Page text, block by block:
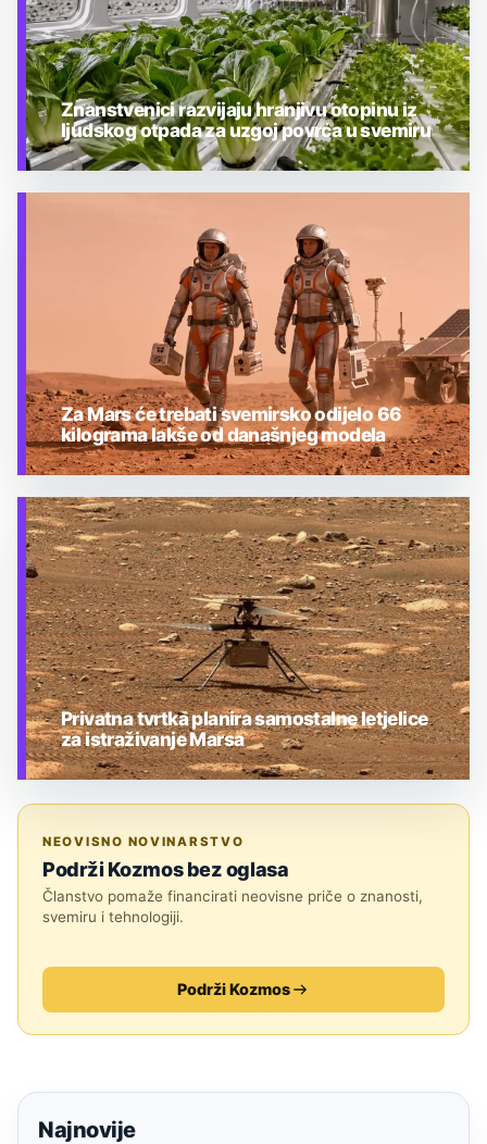
Znanstvenici razvijaju hranjivu otopinu iz
ljudskog otpada za uzgoj povrća u svemiru
TEHNOLOGIJA
Za Mars će trebati svemirsko odijelo 66
kilograma lakše od današnjeg modela
Privatna tvrtka planira samostalne letjelice
za istraživanje Marsa
NEOVISNO NOVINARSTVO
Podrži Kozmos bez oglasa
Članstvo pomaže financirati neovisne priče o znanosti,
svemiru i tehnologiji.
Podrži Kozmos
Najnovije